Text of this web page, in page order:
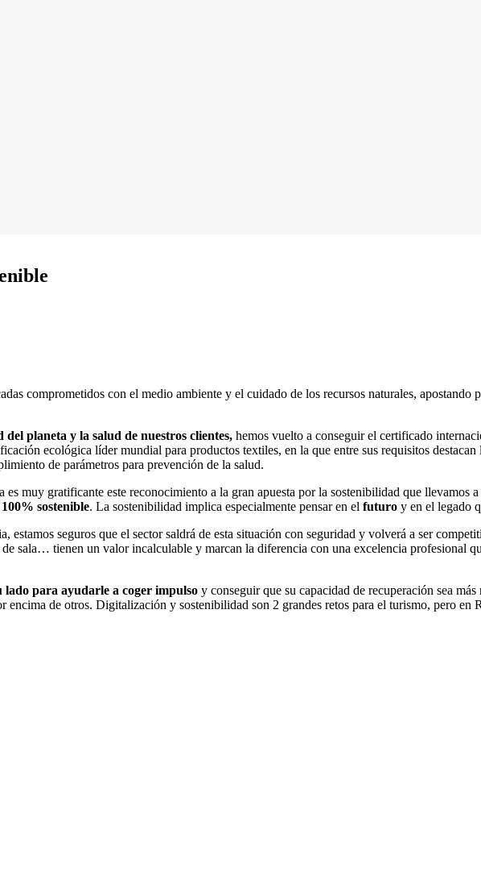
comprometidos con el medio ambiente y el cuidado de los recursos naturales, apostando
planeta y la salud de nuestros clientes, hemos vuelto a conseguir el certificado
ecológica líder mundial para productos textiles, en la que entre sus requisitos
de parámetros para prevención de la salud.
es muy gratificante este reconocimiento a la gran apuesta por la sostenibilidad que llevamos
sostenible. La sostenibilidad implica especialmente pensar en el futuro y en el legado
estamos seguros que el sector saldrá de esta situación con seguridad y volverá a ser
sala… tienen un valor incalculable y marcan la diferencia con una excelencia profesional
lado para ayudarle a coger impulso y conseguir que su capacidad de recuperación sea
de otros. Digitalización y sostenibilidad son 2 grandes retos para el turismo, pero en